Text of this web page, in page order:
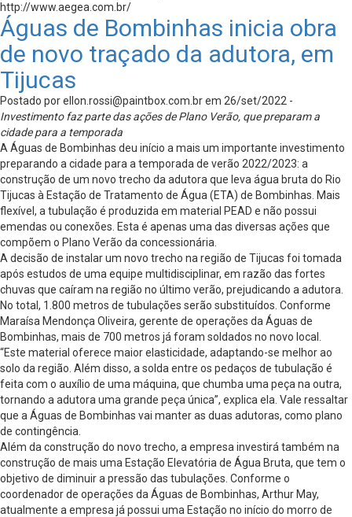
http://www.aegea.com.br/
Águas de Bombinhas inicia obra
de novo traçado da adutora, em
Tijucas
Postado porellon.rossi@paintbox.com.brem 26/set/2022 -
Investimento faz parte das ações de Plano Verão, que preparam a
cidade para a temporada
A Águas de Bombinhas deu início a mais um importante investimento
preparando a cidade para a temporada de verão 2022/2023: a
construção de um novo trecho da adutora que leva água bruta do Rio
Tijucas à Estação de Tratamento de Água (ETA) de Bombinhas. Mais
flexível, a tubulação é produzida em material PEAD e não possui
emendas ou conexões. Esta é apenas uma das diversas ações que
compõem o Plano Verão da concessionária.
A decisão de instalar um novo trecho na região de Tijucas foi tomada
após estudos de uma equipe multidisciplinar, em razão das fortes
chuvas que caíram na região no último verão, prejudicando a adutora.
No total, 1.800 metros de tubulações serão substituídos. Conforme
Maraísa Mendonça Oliveira, gerente de operações da Águas de
Bombinhas, mais de 700 metros já foram soldados no novo local.
“Este material oferece maior elasticidade, adaptando-se melhor ao
solo da região. Além disso, a solda entre os pedaços de tubulação é
feita com o auxílio de uma máquina, que chumba uma peça na outra,
tornando a adutora uma grande peça única”, explica ela. Vale ressaltar
que a Águas de Bombinhas vai manter as duas adutoras, como plano
de contingência.
Além da construção do novo trecho, a empresa investirá também na
construção de mais uma Estação Elevatória de Água Bruta, que tem o
objetivo de diminuir a pressão das tubulações. Conforme o
coordenador de operações da Águas de Bombinhas, Arthur May,
atualmente a empresa já possui uma Estação no início do morro de